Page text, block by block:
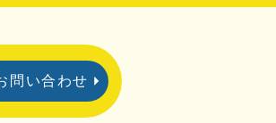
問い合わせ